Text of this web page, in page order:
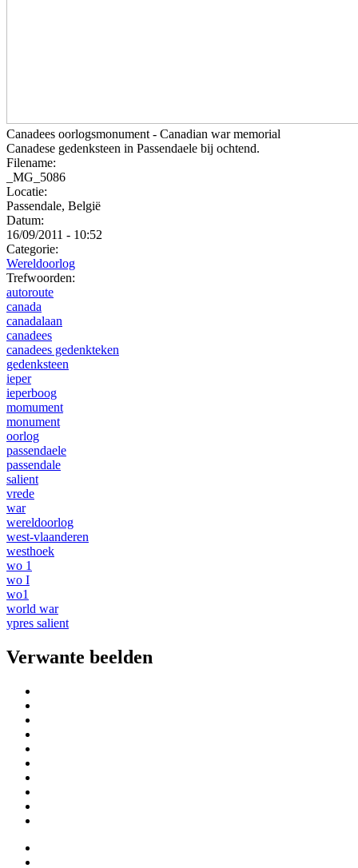
Canadees oorlogsmonument - Canadian war memorial
Canadese gedenksteen in Passendaele bij ochtend.
Filename:
_MG_5086
Locatie:
Passendale, België
Datum:
16/09/2011 - 10:52
Categorie:
Wereldoorlog
Trefwoorden:
autoroute
canada
canadalaan
canadees
canadees gedenkteken
gedenksteen
ieper
ieperboog
momument
monument
oorlog
passendaele
passendale
salient
vrede
war
wereldoorlog
west-vlaanderen
westhoek
wo 1
wo I
wo1
world war
ypres salient
Verwante beelden